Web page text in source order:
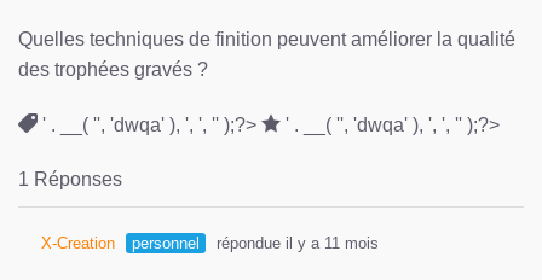
Quelles techniques de finition peuvent améliorer la qualité
des trophées gravés ?
' . __( '', 'dwqa' ), ', ', '' );?> ' . __( '', 'dwqa' ), ', ', '' );?>
1 Réponses
X-Creation personnel répondue il y a 11 mois